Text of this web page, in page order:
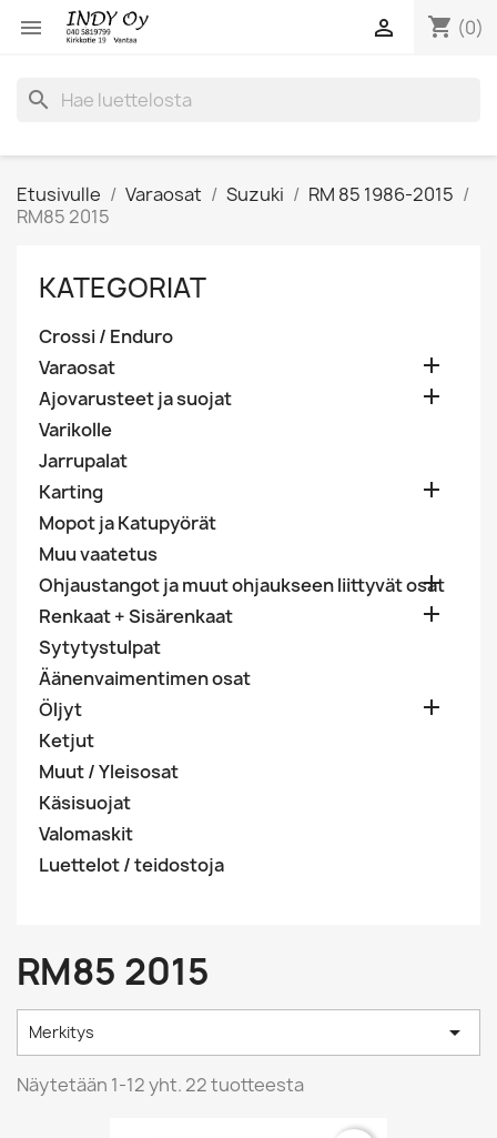
 shopping_cart (0)

search
Etusivulle Varaosat Suzuki
RM 85 1986-2015
RM85 2015
KATEGORIAT
Crossi / Enduro
Varaosat

Ajovarusteet ja suojat 
Varikolle
Jarrupalat
Karting

Mopot ja Katupyörät
Muu vaatetus
Ohjaustangot ja muut ohjaukseen liittyvät osat

Renkaat + Sisärenkaat 
Sytytystulpat
Äänenvaimentimen osat
Öljyt

Ketjut
Muut / Yleisosat
Käsisuojat
Valomaskit
Luettelot / teidostoja
RM85 2015
Merkitys 
Näytetään 1-12 yht. 22 tuotteesta